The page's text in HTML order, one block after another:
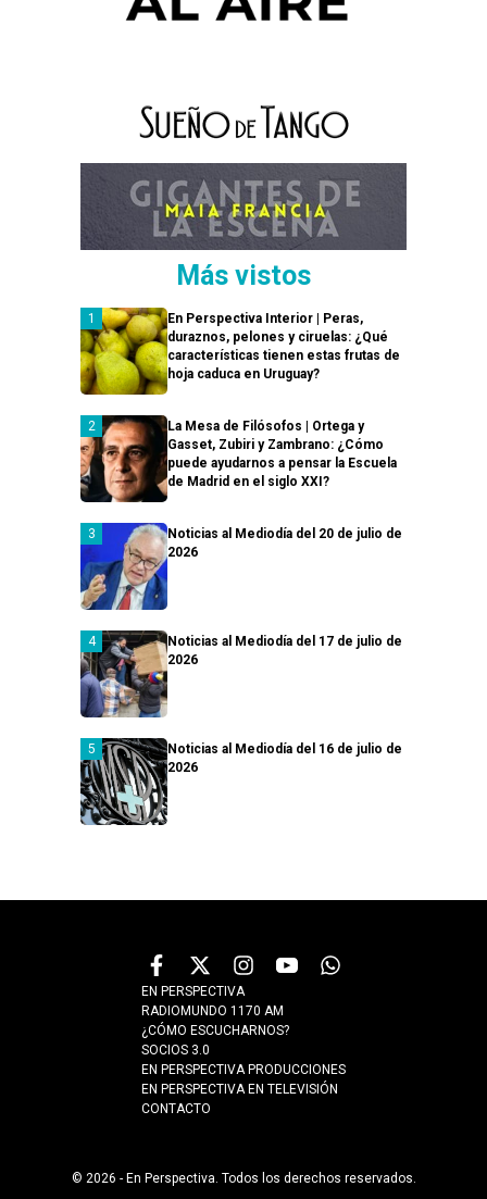
Más vistos
En Perspectiva Interior | Peras,
duraznos, pelones y ciruelas: ¿Qué
características tienen estas frutas de
hoja caduca en Uruguay?
La Mesa de Filósofos | Ortega y
Gasset, Zubiri y Zambrano: ¿Cómo
puede ayudarnos a pensar la Escuela
de Madrid en el siglo XXI?
Noticias al Mediodía del 20 de julio de
2026
Noticias al Mediodía del 17 de julio de
2026
Noticias al Mediodía del 16 de julio de
2026
EN PERSPECTIVA
RADIOMUNDO 1170 AM
¿CÓMO ESCUCHARNOS?
SOCIOS 3.0
EN PERSPECTIVA PRODUCCIONES
EN PERSPECTIVA EN TELEVISIÓN
CONTACTO
© 2026 - En Perspectiva. Todos los derechos reservados.